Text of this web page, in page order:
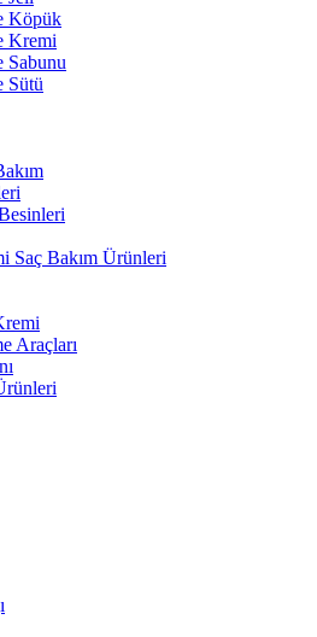
Köpük
Kremi
Sabunu
Sütü
Saç Bakım Ürünleri
Araçları